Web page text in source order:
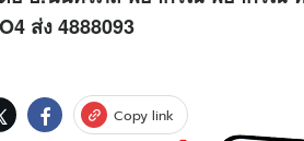
ส่ง 4888093
Copy link